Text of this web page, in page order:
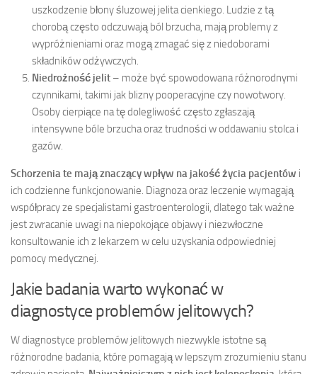
uszkodzenie błony śluzowej jelita cienkiego. Ludzie z tą
chorobą często odczuwają ból brzucha, mają problemy z
wypróżnieniami oraz mogą zmagać się z niedoborami
składników odżywczych.
Niedrożność jelit – może być spowodowana różnorodnymi
czynnikami, takimi jak blizny pooperacyjne czy nowotwory.
Osoby cierpiące na tę dolegliwość często zgłaszają
intensywne bóle brzucha oraz trudności w oddawaniu stolca i
gazów.
Schorzenia te mają znaczący wpływ na jakość życia pacjentów i
ich codzienne funkcjonowanie. Diagnoza oraz leczenie wymagają
współpracy ze specjalistami gastroenterologii, dlatego tak ważne
jest zwracanie uwagi na niepokojące objawy i niezwłoczne
konsultowanie ich z lekarzem w celu uzyskania odpowiedniej
pomocy medycznej.
Jakie badania warto wykonać w
diagnostyce problemów jelitowych?
W diagnostyce problemów jelitowych niezwykle istotne są
różnorodne badania, które pomagają w lepszym zrozumieniu stanu